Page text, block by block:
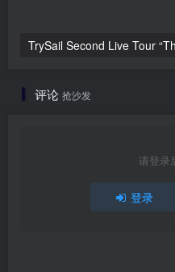
评论 抢沙发
请登录
登录